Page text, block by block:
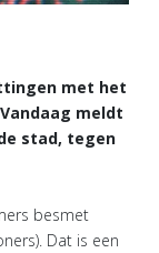
met het
meldt
stad, tegen
besmet
Dat is een